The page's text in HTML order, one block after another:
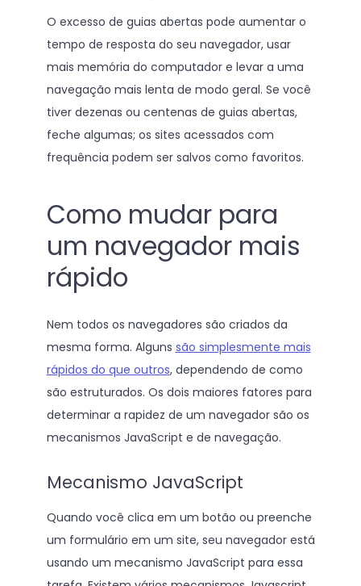
O excesso de guias abertas pode aumentar o
tempo de resposta do seu navegador, usar
mais memória do computador e levar a uma
navegação mais lenta de modo geral. Se você
tiver dezenas ou centenas de guias abertas,
feche algumas; os sites acessados com
frequência podem ser salvos como favoritos.
Como mudar para
um navegador mais
rápido
Nem todos os navegadores são criados da
mesma forma. Alguns são simplesmente mais
rápidos do que outros, dependendo de como
são estruturados. Os dois maiores fatores para
determinar a rapidez de um navegador são os
mecanismos JavaScript e de navegação.
Mecanismo JavaScript
Quando você clica em um botão ou preenche
um formulário em um site, seu navegador está
usando um mecanismo JavaScript para essa